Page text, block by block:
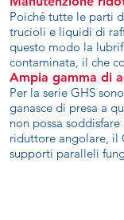
Poiché tutte le parti
trucioli e liquidi di
questo modo la
contaminata, il che
Ampia gamma di
Per la serie GHS
ganasce di presa a
non possa
riduttore angolare, il
supporti paralleli